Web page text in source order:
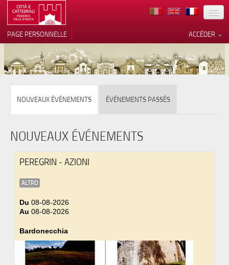
TERRITOIRE
ARCHITECTURE
EVÉNEMENTS
ACCUEIL
PRESS
ACCÉDER
PAGE PERSONNELLE
NOUVEAUX ÉVÉNEMENTS ÉVÉNEMENTS PASSÉS
NOUVEAUX ÉVÉNEMENTS
PEREGRIN - AZIONI
ALTRO
Du 08-08-2026
Au 08-08-2026
Bardonecchia
Vos choix en matière de
confidentialité